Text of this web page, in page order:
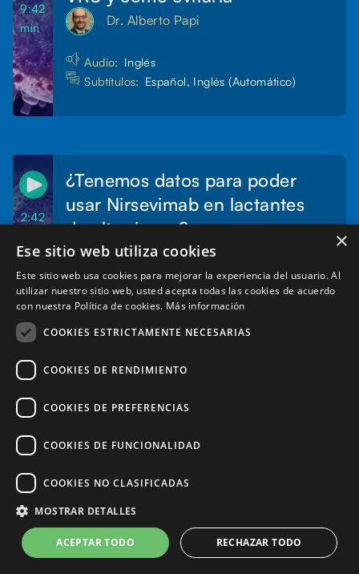
9:42
min
Dr. Alberto Papi
Audio: Inglés
Subtítulos: Español, Inglés (Automático)
2:42
¿Tenemos datos para poder
usar Nirsevimab en lactantes
de alto riesgo?
Dr. Iván Sanz Muñoz
Audio: Inglés
Subtítulos: Español, Inglés (Automático)
4:45
Influye, y si es así de que
anciano?
Dra. Cristina Massuet
Audio: Inglés
×
Ese sitio web utiliza cookies
Este sitio web usa cookies para mejorar la experiencia del usuario. Al
utilizar nuestro sitio web, usted acepta todas las cookies de acuerdo
con nuestra Política de cookies. Más información
COOKIES ESTRICTAMENTE NECESARIAS
COOKIES DE RENDIMIENTO
COOKIES DE PREFERENCIAS
COOKIES DE FUNCIONALIDAD
COOKIES NO CLASIFICADAS
MOSTRAR DETALLES
ACEPTAR TODO RECHAZAR TODO